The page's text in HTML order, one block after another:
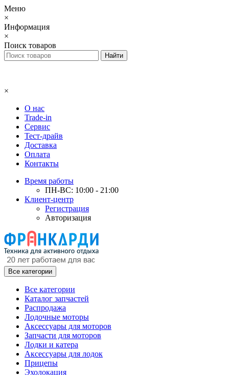
Меню
×
Информация
×
Поиск товаров
×
О нас
Trade-in
Сервис
Тест-драйв
Доставка
Оплата
Контакты
Время работы
ПН-ВС: 10:00 - 21:00
Клиент-центр
Регистрация
Авторизация
Все категории
Все категории
Каталог запчастей
Распродажа
Лодочные моторы
Аксессуары для моторов
Запчасти для моторов
Лодки и катера
Аксессуары для лодок
Прицепы
Эхолокация